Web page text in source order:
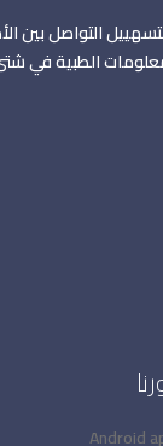
التواصل بين
الطبية في